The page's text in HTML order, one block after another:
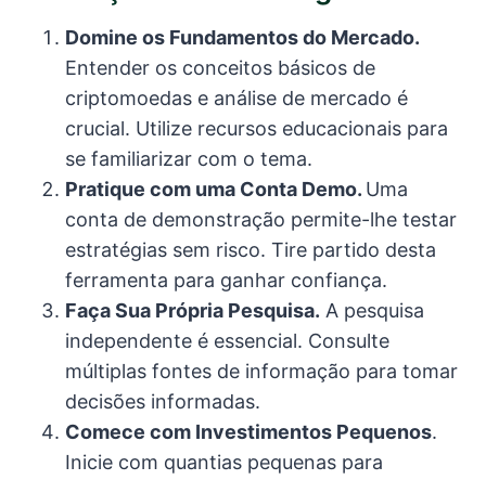
Domine os Fundamentos do Mercado.
Entender os conceitos básicos de
criptomoedas e análise de mercado é
crucial. Utilize recursos educacionais para
se familiarizar com o tema.
Pratique com uma Conta Demo. Uma
conta de demonstração permite-lhe testar
estratégias sem risco. Tire partido desta
ferramenta para ganhar confiança.
Faça Sua Própria Pesquisa. A pesquisa
independente é essencial. Consulte
múltiplas fontes de informação para tomar
decisões informadas.
Comece com Investimentos Pequenos.
Inicie com quantias pequenas para